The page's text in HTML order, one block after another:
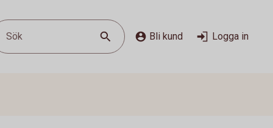
Sök Bli kund Logga in